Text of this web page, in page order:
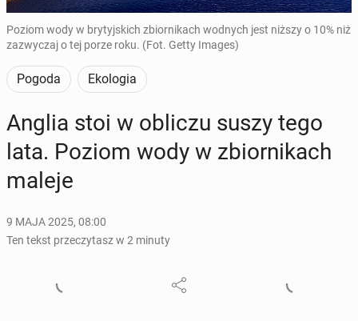
Poziom wody w brytyjskich zbiornikach wodnych jest niższy o 10% niż
zazwyczaj o tej porze roku. (Fot. Getty Images)
Pogoda Ekologia
Anglia stoi w obliczu suszy tego
lata. Poziom wody w zbior­ni­kach
maleje
9 MAJA 2025, 08:00
Ten tekst przeczytasz w 2 minuty